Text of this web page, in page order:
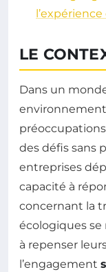
LE
Dans un
des défis sans
entreprises
capacité à
concernant la
écologiques
à repenser
l’engagement